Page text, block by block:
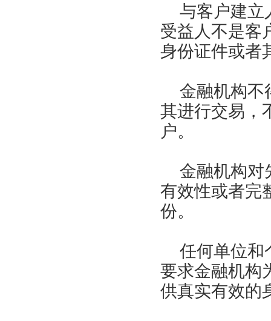
与客户建立
受益人不是客
身份证件或者
金融机构不
其进行交易，
户。
金融机构对
有效性或者完
份。
任何单位和
要求金融机构
供真实有效的